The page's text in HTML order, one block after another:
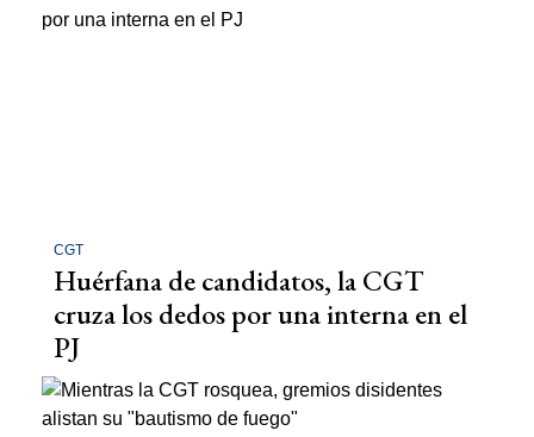
CGT
Huérfana de candidatos, la CGT
cruza los dedos por una interna en el
PJ